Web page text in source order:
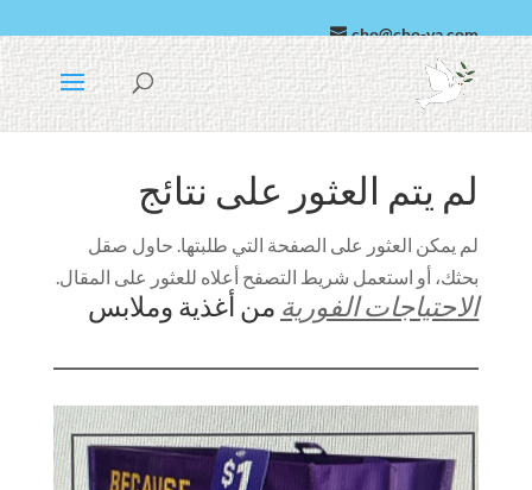
cho@cho-va.com
العربية
الإسبانية
لم يتم العثور على نتائج
لم يمكن العثور على الصفحة التي طلبتها. حاول صقل
بحثك، أو استعمل شريط التصفح أعلاه للعثور على المقال.
الاحتياجات الفورية من أغذية وملابس